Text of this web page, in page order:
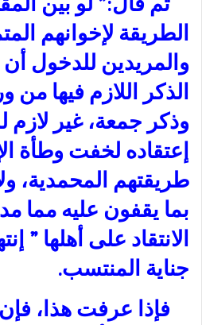
الطريقة لإخوانهم
والمريدين للدخول
الذكر اللازم فيها من
وذكر جمعة، غير لازم
إعتقاده لخفت وطأة
طريقتهم المحمدية،
بما يقفون عليه مما
جناية المنتسب.
فإذا عرفت هذا،